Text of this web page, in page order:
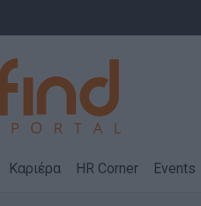
Καριέρα HR Corner Events